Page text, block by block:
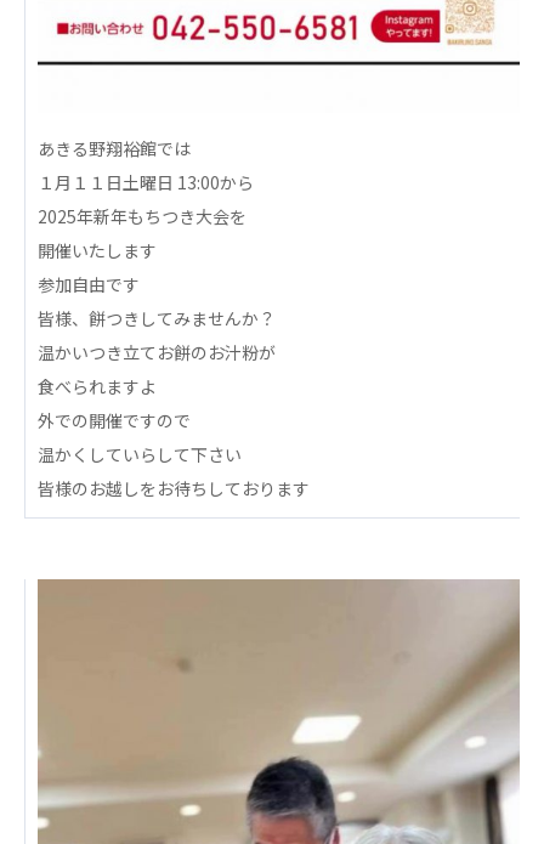
フォレストデンタルクリニック
医療法人 共生会
複合ケアセンターまつぞの
医療法人社団 鴻愛会
こうのす共生病院
こうのすナーシングホーム共生園
あげお共生の家
医療法人 京都翔医会
西京都病院
西京都クリニック
桂寿の郷
浦和学院高等学校
明星幼稚園 志学会高等学校
特定非営利活動法人ファイアーレッズメディカルスポ
あきる野翔裕館では
１月１１日土曜日 13:00から
2025年新年もちつき大会を
開催いたします
参加自由です
皆様、餅つきしてみませんか？
温かいつき立てお餅のお汁粉が
食べられますよ
外での開催ですので
温かくしていらして下さい
皆様のお越しをお待ちしております